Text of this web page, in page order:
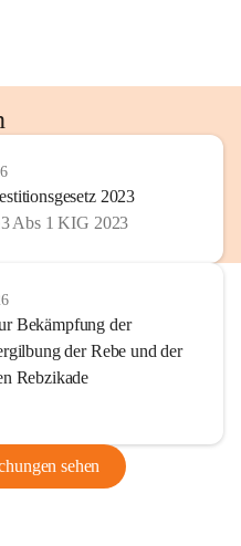
2023
Abs 1 KIG 2023
Bekämpfung der
der Rebe und der
Rebzikade
sehen